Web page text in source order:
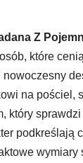
Z
które
na pościel,
który
podkreślają
wymiary